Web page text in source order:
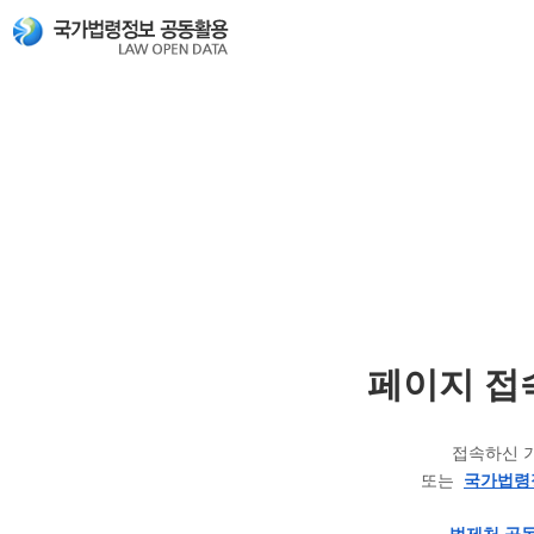
페이지 접
접속하신
또는 국가법